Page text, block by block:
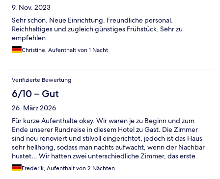
9. Nov. 2023
Sehr schön. Neue Einrichtung. Freundliche personal.
Reichhaltiges und zugleich günstiges Frühstück. Sehr zu
empfehlen.
Christine, Aufenthalt von 1 Nacht
Verifizierte Bewertung
6/10 – Gut
26. März 2026
Für kurze Aufenthalte okay. Wir waren je zu Beginn und zum
Ende unserer Rundreise in diesem Hotel zu Gast. Die Zimmer
sind neu renoviert und stilvoll eingerichtet, jedoch ist das Haus
sehr hellhörig, sodass man nachts aufwacht, wenn der Nachbar
hustet… Wir hatten zwei unterschiedliche Zimmer, das erste
hatte kaum Tageslicht, da es nur einen kleinen Lichthof hatte,
somit die Aussicht durch das Fenster einfach nur Beton. Das
Frederik, Aufenthalt von 2 Nächten